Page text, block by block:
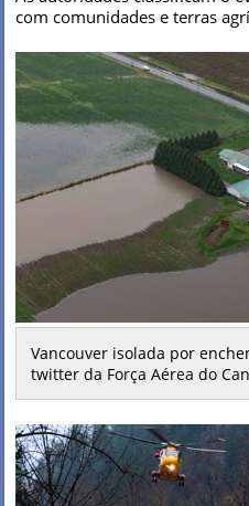
com comunidades e terras
Vancouver isolada por
twitter da Força Aérea do